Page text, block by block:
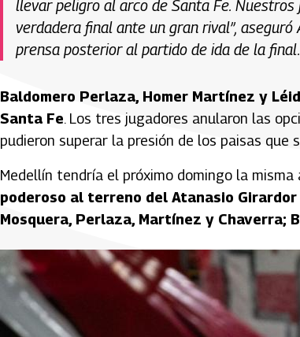
llevar peligro al arco de Santa Fe.
verdadera final ante un gran rival”,
prensa posterior al partido de ida de la final.
Baldomero Perlaza, Homer Martínez y
Santa Fe. Los tres jugadores anularon las
pudieron superar la presión de los paisas
Medellín tendría el próximo domingo la
poderoso al terreno del Atanasio
Mosquera, Perlaza, Martínez y Chaverra;